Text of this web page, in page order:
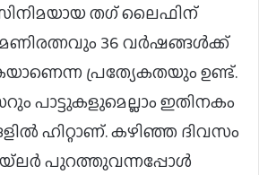
സിനിമയായ തഗ് ലൈഫിന്
36 വര്‍ഷങ്ങള്‍ക്ക്
പ്രത്യേകതയും ഉണ്ട്.
പാട്ടുകളുമെല്ലാം ഇതിനകം
ഹിറ്റാണ്. കഴിഞ്ഞ ദിവസം
പുറത്തുവന്നപ്പോള്‍